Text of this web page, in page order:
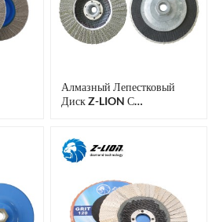
Алмазный Лепестковый
Диск Z-LION С
Для Полировки Бетона И
Обработки Кромок.